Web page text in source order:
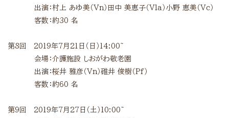
出演：村上 あゆ美（ Vn ）田中 美恵子（ Vla）小野 恵美（ Vc）
客数：約30 名
第8回 2019年7月21日（日）14:00~
会場：介護施設 しおがわ敬老園
出演：桜井 雅彦（ Vn ）碓井 俊樹（ Pf）
客数：約60 名
第9回 2019年7月27日（土）10:00~